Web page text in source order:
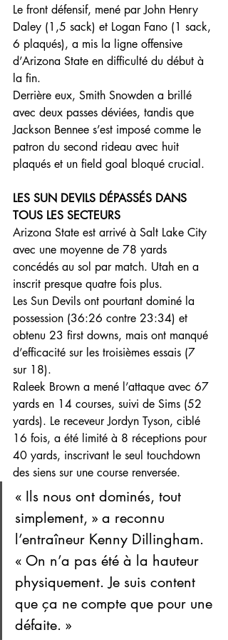
Le front défensif, mené par John Henry
Daley (1,5 sack) et Logan Fano (1 sack,
6 plaqués), a mis la ligne offensive
d’Arizona State en difficulté du début à
la fin.
Derrière eux, Smith Snowden a brillé
avec deux passes déviées, tandis que
Jackson Bennee s’est imposé comme le
patron du second rideau avec huit
plaqués et un field goal bloqué crucial.
LES SUN DEVILS DÉPASSÉS DANS
TOUS LES SECTEURS
Arizona State est arrivé à Salt Lake City
avec une moyenne de 78 yards
concédés au sol par match. Utah en a
inscrit presque quatre fois plus.
Les Sun Devils ont pourtant dominé la
possession (36:26 contre 23:34) et
obtenu 23 first downs, mais ont manqué
d’efficacité sur les troisièmes essais (7
sur 18).
Raleek Brown a mené l’attaque avec 67
yards en 14 courses, suivi de Sims (52
yards). Le receveur Jordyn Tyson, ciblé
16 fois, a été limité à 8 réceptions pour
40 yards, inscrivant le seul touchdown
des siens sur une course renversée.
« Ils nous ont dominés, tout
simplement, » a reconnu
l’entraîneur Kenny Dillingham.
« On n’a pas été à la hauteur
physiquement. Je suis content
que ça ne compte que pour une
défaite. »